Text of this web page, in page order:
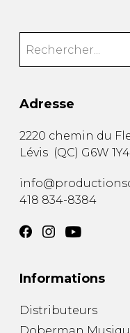
Adresse
2220 chemin du
Lévis (QC) G6W 1Y4
418 834-8384
Informations
Distributeurs